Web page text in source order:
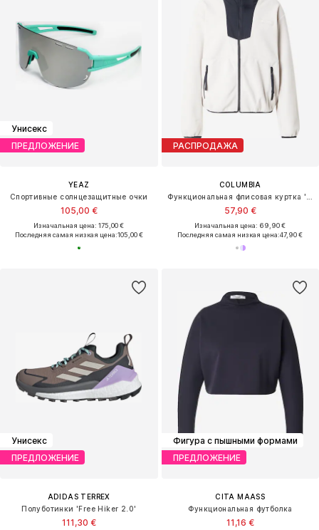
Унисекс
ПРЕДЛОЖЕНИЕ
YEAZ
Спортивные солнцезащитные очки
105,00 €
Изначальная цена: 175,00 €
Последняя самая низкая цена:105,00 €
РАСПРОДАЖА
COLUMBIA
57,90 €
Изначальная цена: 69,90 €
Последняя самая низкая цена:47,90 €
Унисекс
ПРЕДЛОЖЕНИЕ
ADIDAS TERREX
Полуботинки 'Free Hiker 2.0'
111,30 €
Фигура с пышными формами
ПРЕДЛОЖЕНИЕ
CITA MAASS
Функциональная футболка
11,16 €